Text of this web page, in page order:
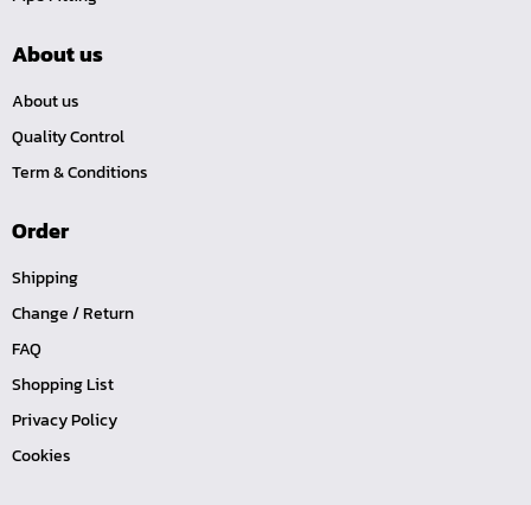
หน้าแปลนเหล็กคอสูง JEF WNRF PN16
หน้าแปลนเหล็กบอด JEF 10K FF ชุบกัลวาไนซ์
หน้าแปลนเหล็กบอด JEF 150P RF ชุบกัลวาไนซ์
หน้าแปลนเชื่อมเหล็ก JEF 150P RF ชุบกัลวาไนซ์
หน้าแปลนเชื่อมเหล็ก JEF PN16 RF
หน้าแปลนเชื่อมเหล็ก JEF 300P RF
คีมตัดสายเคเบิ้ล
คีมย้ำสายไฟ
คีมล๊อค
About us
About us
Quality Control
Term & Conditions
Order
Shipping
Change / Return
FAQ
Shopping List
Privacy Policy
Cookies